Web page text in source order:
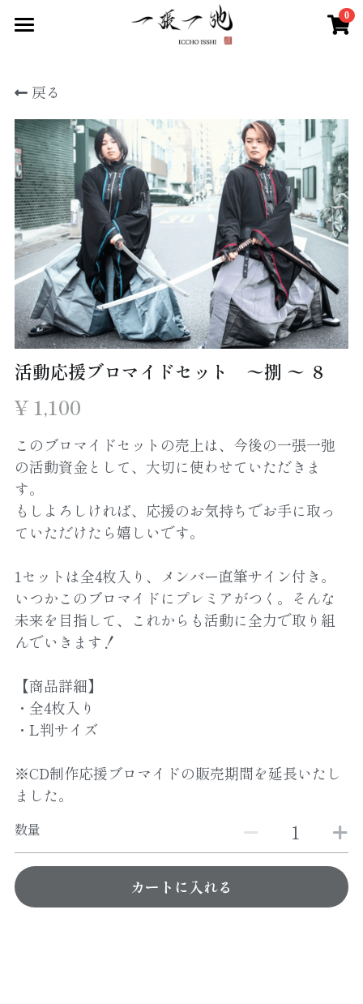
0
メンバー
イベント情報
ショップ
SNS
人気曲投票ページ
お問い合わせ
検索
English
戻る
活動応援ブロマイドセット 〜捌 〜 ８
¥ 1,100
このブロマイドセットの売上は、今後の一張一弛
の活動資金として、大切に使わせていただきま
す。
もしよろしければ、応援のお気持ちでお手に取っ
ていただけたら嬉しいです。
1セットは全4枚入り、メンバー直筆サイン付き。
いつかこのブロマイドにプレミアがつく。そんな
未来を目指して、これからも活動に全力で取り組
んでいきます！
【商品詳細】
・全4枚入り
・L判サイズ
※CD制作応援ブロマイドの販売期間を延長いたし
ました。
数量
カートに入れる
×
ストアカテゴリー
すべてのカテゴリー